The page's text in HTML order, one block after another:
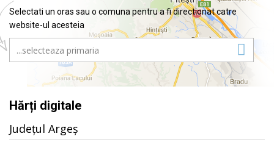
Selectati un oras sau o comuna pentru a fi directionat catre
website-ul acesteia
Hărți digitale
Județul Argeș